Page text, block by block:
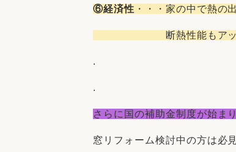
⑥経済性 ・・・家の中で熱
断熱性能もアップしま
.
.
さらに国の補助金制度が始ま
窓リフォーム検討中の方は必